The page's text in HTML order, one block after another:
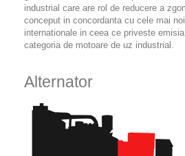
industrial care are rol de reducere a
conceput in concordanta cu cele mai
internationale in ceea ce priveste
categoria de motoare de uz industrial.
Alternator